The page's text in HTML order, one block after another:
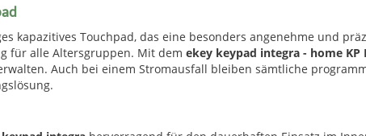
kapazitives Touchpad, das eine besonders angenehme und
für alle Altersgruppen. Mit dem ekey keypad integra - home KP
Auch bei einem Stromausfall bleiben sämtliche